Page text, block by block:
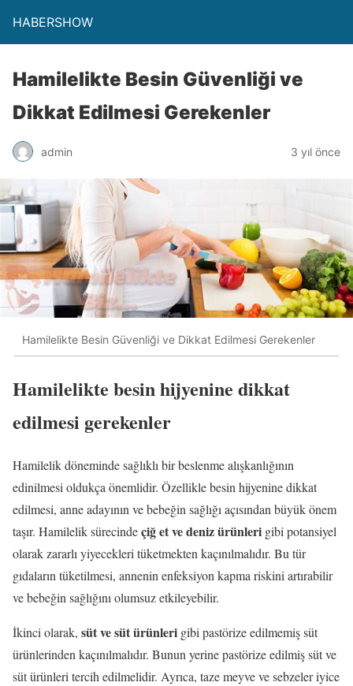
HABERSHOW
Hamilelikte Besin Güvenliği ve
Dikkat Edilmesi Gerekenler
admin 3 yıl önce
Hamilelikte Besin Güvenliği ve Dikkat Edilmesi Gerekenler
Hamilelikte besin hijyenine dikkat
edilmesi gerekenler
Hamilelik döneminde sağlıklı bir beslenme alışkanlığının
edinilmesi oldukça önemlidir. Özellikle besin hijyenine dikkat
edilmesi, anne adayının ve bebeğin sağlığı açısından büyük önem
taşır. Hamilelik sürecindeçiğ et ve deniz ürünleri gibi potansiyel
olarak zararlı yiyecekleri tüketmekten kaçınılmalıdır. Bu tür
gıdaların tüketilmesi, annenin enfeksiyon kapma riskini artırabilir
ve bebeğin sağlığını olumsuz etkileyebilir.
İkinci olarak, süt ve süt ürünleri gibi pastörize edilmemiş süt
ürünlerinden kaçınılmalıdır. Bunun yerine pastörize edilmiş süt ve
süt ürünleri tercih edilmelidir. Ayrıca, taze meyve ve sebzeler iyice